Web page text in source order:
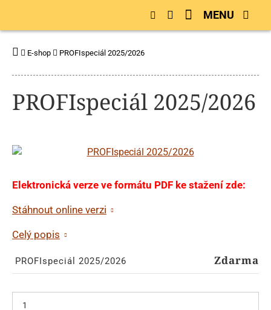
E-shop PROFIspeciál 2025/2026
PROFIspeciál 2025/2026
Elektronická verze ve formátu PDF ke stažení zde:
Stáhnout online verzi
Celý popis
PROFIspeciál 2025/2026 Zdarma
MENU